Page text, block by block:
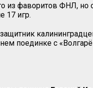
из фаворитов ФНЛ,
17 игр.
с